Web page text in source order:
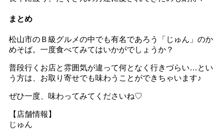
まとめ
松山市のＢ級グルメの中でも有名であろう「じゅん」のか
めそば。一度食べてみてはいかがでしょうか？
普段行くお店と雰囲気が違って何となく行きづらい…とい
う方は、お取り寄せでも味わうことができちゃいます♪
ぜひ一度、味わってみてくださいね♡
【店舗情報】
じゅん